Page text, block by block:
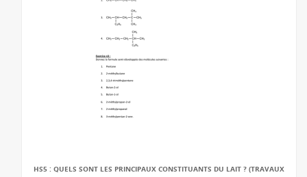
HS5 : QUELS SONT LES PRINCIPAUX CONSTITUANTS DU LAIT ? (TRAVAUX